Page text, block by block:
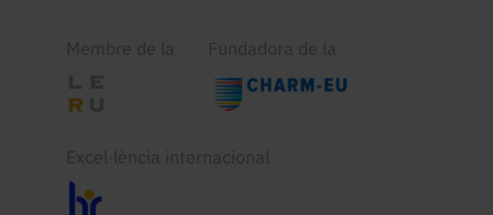
Membre de la Fundadora de la
Excel·lència internacional